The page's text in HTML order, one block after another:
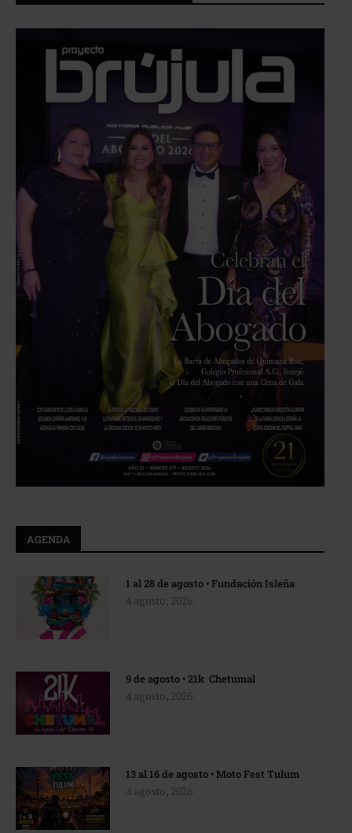
AGENDA
1 al 28 de agosto • Fundación Isleña
4 agosto, 2026
9 de agosto • 21k Chetumal
4 agosto, 2026
13 al 16 de agosto • Moto Fest Tulum
4 agosto, 2026